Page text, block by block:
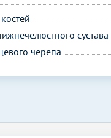
сустава
черепа